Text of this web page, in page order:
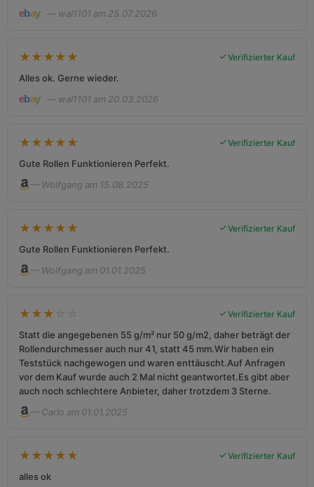
— wal1101 am 25.07.2026
★ ★ ★ ★ ★ Verifizierter Kauf
Alles ok. Gerne wieder.
— wal1101 am 20.03.2026
★ ★ ★ ★ ★ Verifizierter Kauf
Gute Rollen Funktionieren Perfekt.
— Wolfgang am 15.08.2025
★ ★ ★ ★ ★ Verifizierter Kauf
Gute Rollen Funktionieren Perfekt.
— Wolfgang am 01.01.2025
★ ★ ★ Verifizierter Kauf
Statt die angegebenen 55 g/m² nur 50 g/m2, daher beträgt der
Rollendurchmesser auch nur 41, statt 45 mm.Wir haben ein
Teststück nachgewogen und waren enttäuscht.Auf Anfragen
vor dem Kauf wurde auch 2 Mal nicht geantwortet.Es gibt aber
auch noch schlechtere Anbieter, daher trotzdem 3 Sterne.
— Carlo am 01.01.2025
★ ★ ★ ★ ★ Verifizierter Kauf
alles ok